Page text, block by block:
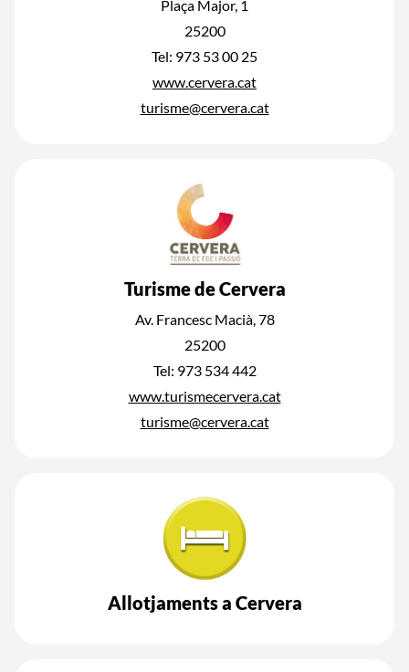
Plaça Major, 1
25200
Tel: 973 53 00 25
www.cervera.cat
turisme@cervera.cat
Turisme de Cervera
Av. Francesc Macià, 78
25200
Tel: 973 534 442
www.turismecervera.cat
turisme@cervera.cat
Allotjaments a Cervera